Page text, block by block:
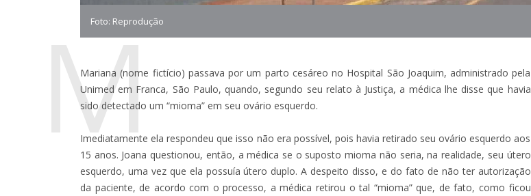
Foto: Reprodução
M
Mariana (nome fictício) passava por um parto cesáreo no Hospital São Joaquim, administrado pela
Unimed em Franca, São Paulo, quando, segundo seu relato à Justiça, a médica lhe disse que havia
sido detectado um “mioma” em seu ovário esquerdo.
Imediatamente ela respondeu que isso não era possível, pois havia retirado seu ovário esquerdo aos
15 anos. Joana questionou, então, a médica se o suposto mioma não seria, na realidade, seu útero
esquerdo, uma vez que ela possuía útero duplo. A despeito disso, e do fato de não ter autorização
da paciente, de acordo com o processo, a médica retirou o tal “mioma” que, de fato, como ficou